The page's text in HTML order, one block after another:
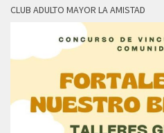
CLUB ADULTO MAYOR LA AMISTAD